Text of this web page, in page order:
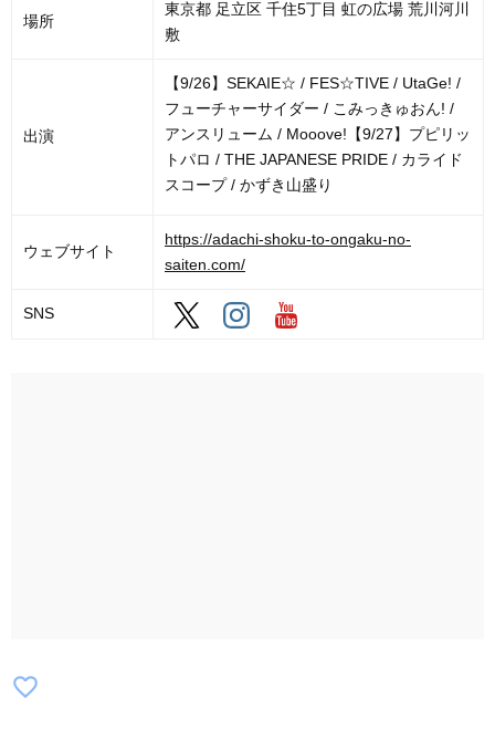
場所
東京都 足立区 千住5丁目 虹の広場 荒川河川
敷
出演
【9/26】SEKAIE☆ / FES☆TIVE / UtaGe! /
フューチャーサイダー / こみっきゅおん! /
アンスリューム / Mooove!【9/27】プピリッ
トパロ / THE JAPANESE PRIDE / カライド
スコープ / かずき山盛り
ウェブサイト
https://adachi-shoku-to-ongaku-no-
saiten.com/
SNS
favorite_border